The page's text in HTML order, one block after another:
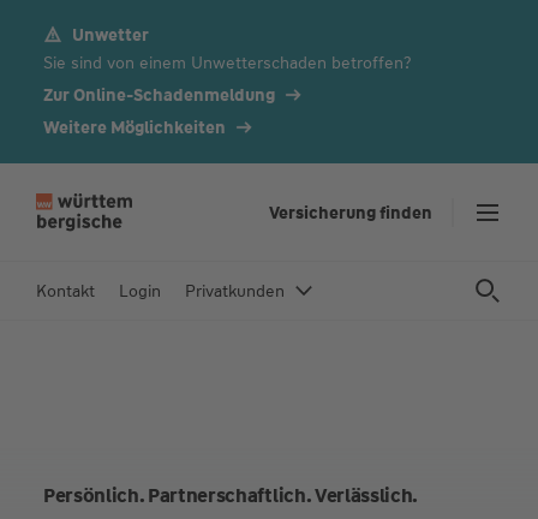
Unwetter
Sie sind von einem Unwetterschaden betroffen?
Zur Online-Schadenmeldung
Weitere Möglichkeiten
ri
Versicherung finden
Kontakt Login Privatkunden
Persönlich. Partnerschaftlich. Verlässlich.